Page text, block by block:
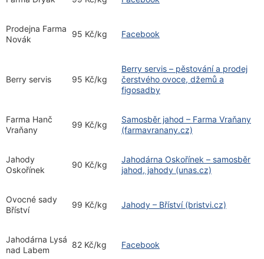
Prodejna Farma
Novák
95 Kč/kg Facebook
Berry servis 95 Kč/kg
Berry servis – pěstování a prodej
čerstvého ovoce, džemů a
figosadby
Farma Hanč
Vraňany
99 Kč/kg
Samosběr jahod – Farma Vraňany
(farmavranany.cz)
Jahody
Oskořínek
90 Kč/kg
Jahodárna Oskořínek – samosběr
jahod, jahody (unas.cz)
Ovocné sady
Bříství
99 Kč/kg Jahody – Bříství (bristvi.cz)
Jahodárna Lysá
nad Labem
82 Kč/kg Facebook